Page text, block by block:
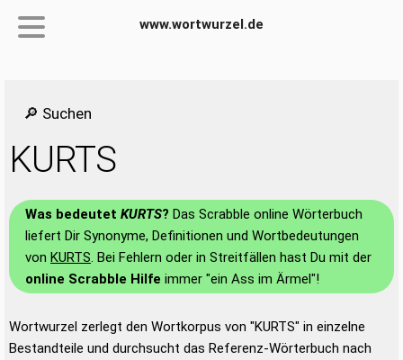
www.wortwurzel.de
🔎 Suchen
KURTS
Was bedeutet KURTS? Das Scrabble online Wörterbuch
liefert Dir Synonyme, Definitionen und Wortbedeutungen
von KURTS. Bei Fehlern oder in Streitfällen hast Du mit der
online Scrabble Hilfe immer "ein Ass im Ärmel"!
Wortwurzel zerlegt den Wortkorpus von "KURTS" in einzelne
Bestandteile und durchsucht das Referenz-Wörterbuch nach